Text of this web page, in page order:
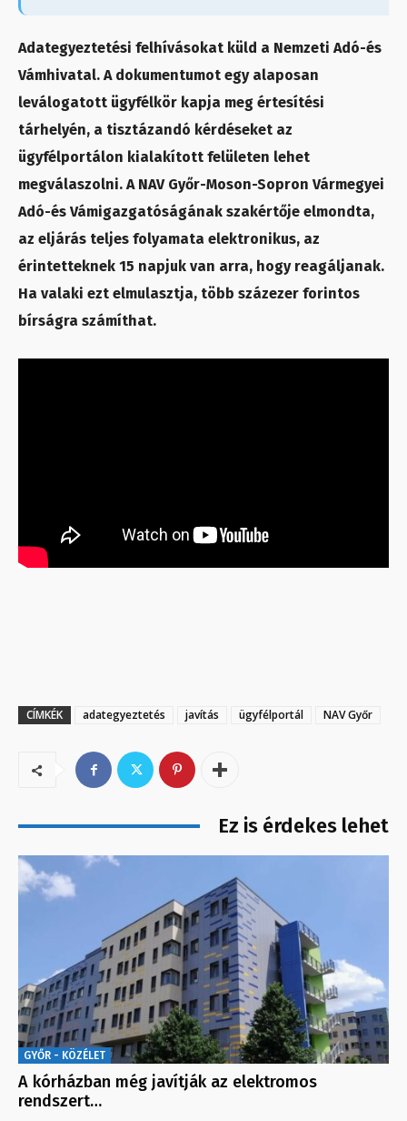
Adategyeztetési felhívásokat küld a Nemzeti Adó-és
Vámhivatal. A dokumentumot egy alaposan
leválogatott ügyfélkör kapja meg értesítési
tárhelyén, a tisztázandó kérdéseket az
ügyfélportálon kialakított felületen lehet
megválaszolni. A NAV Győr-Moson-Sopron Vármegyei
Adó-és Vámigazgatóságának szakértője elmondta,
az eljárás teljes folyamata elektronikus, az
érintetteknek 15 napjuk van arra, hogy reagáljanak.
Ha valaki ezt elmulasztja, több százezer forintos
bírságra számíthat.
CÍMKÉK adategyeztetés javítás ügyfélportál NAV Győr
Ez is érdekes lehet
GYŐR - KÖZÉLET
A kórházban még javítják az elektromos
rendszert…